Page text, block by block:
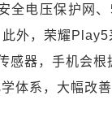
全电压保护网
外，荣耀
感器，手机会
体系，大幅改